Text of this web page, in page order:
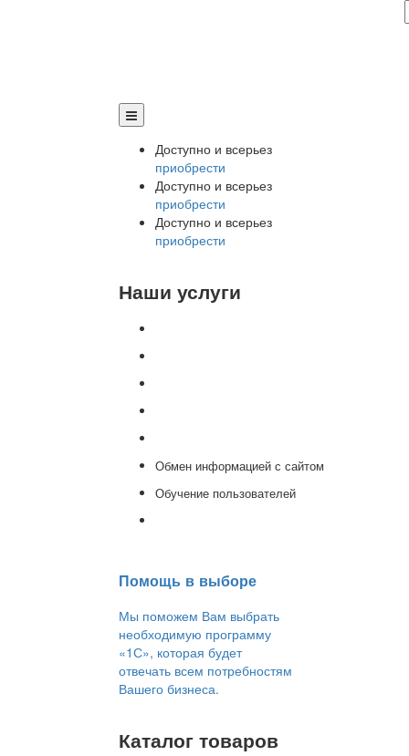
Доступно и всерьез
приобрести
Доступно и всерьез
приобрести
Доступно и всерьез
приобрести
Наши услуги
Обмен информацией с сайтом
Обучение пользователей
Помощь в выборе
Мы поможем Вам выбрать
необходимую программу
«1С», которая будет
отвечать всем потребностям
Вашего бизнеса.
Каталог товаров